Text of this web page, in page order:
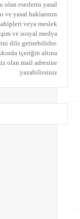
olan eserlerin yasal
ve yasal haklarının
veya meslek
ve sosyal medya
dile getirebilirler.
içeriğin altına
olan mail adresine
yazabilirsiniz.